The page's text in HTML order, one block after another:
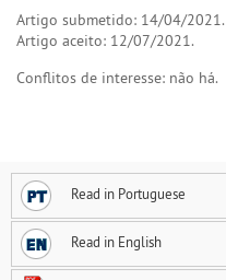
Artigo submetido: 14/04/2021.
Artigo aceito: 12/07/2021.
Conflitos de interesse: não há.
Read in Portuguese
Read in English